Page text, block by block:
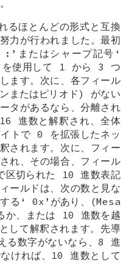
ほとんどの形式と互換
力が行われました。最初
: ’またはシャープ記号‘
を使用して 1 から 3 つ
ます。次に、各フィール
またはピリオド) がない
タがあるなら、分離され
進数と解釈され、全体
トで 0 を拡張したネッ
されます。次に、フィー
れ、その場合、フィール
区切られた 10 進数表記
ールドは、次の数と見な
る‘ 0x ’があり、(Mesa
か、または 10 進数を越
して解釈されます。先導
る数字がないなら、8 進
ければ、10 進数として